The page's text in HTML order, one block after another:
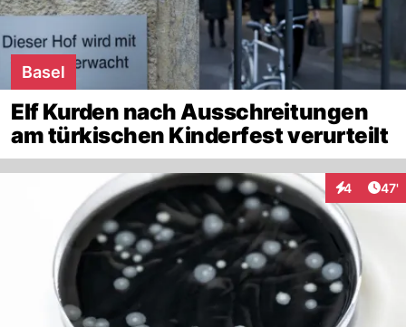
Basel
Elf Kurden nach Ausschreitungen
am türkischen Kinderfest verurteilt
4 47'